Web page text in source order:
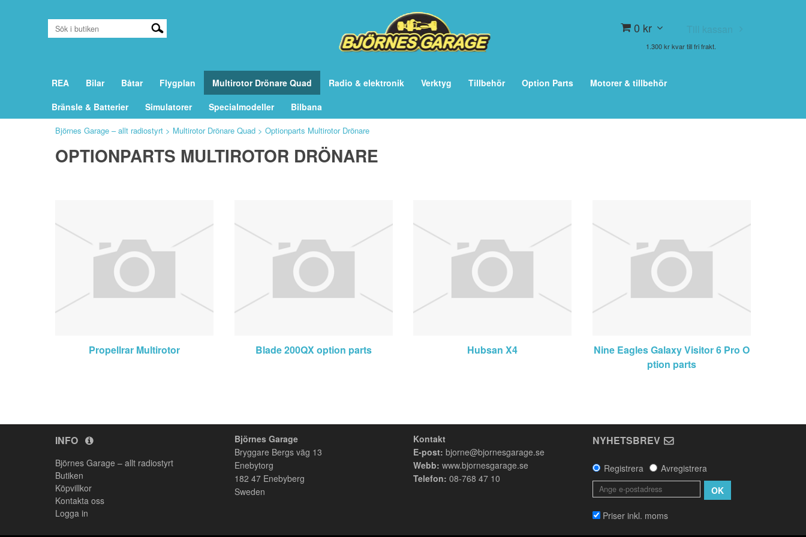
0 kr Till kassan
1.300 kr kvar till fri frakt.
REA Bilar Båtar Flygplan Multirotor Drönare Quad Radio & elektronik Verktyg Tillbehör Option Parts
Motorer & tillbehör
Bränsle & Batterier
Simulatorer Specialmodeller Bilbana
Björnes Garage – allt radiostyrt > Multirotor Drönare Quad > Optionparts Multirotor Drönare
OPTIONPARTS MULTIROTOR DRÖNARE
Propellrar Multirotor Blade 200QX option parts Hubsan X4
Nine Eagles Galaxy Visitor 6 Pro O
ption parts
INFO
Björnes Garage – allt radiostyrt
Butiken
Köpvillkor
Kontakta oss
Logga in
Björnes Garage
Bryggare Bergs väg 13
Enebytorg
182 47 Enebyberg
Sweden
Kontakt
E-post: bjorne@bjornesgarage.se
Webb:www.bjornesgarage.se
Telefon: 08-768 47 10
NYHETSBREV
Registrera
Avregistrera
OK
Priser inkl. moms